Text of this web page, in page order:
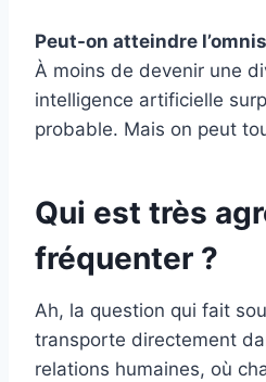
Peut-on atteindre
À moins de devenir une
intelligence artificielle
probable. Mais on peut
Qui est très
fréquenter ?
Ah, la question qui fait
transporte directement
relations humaines, où